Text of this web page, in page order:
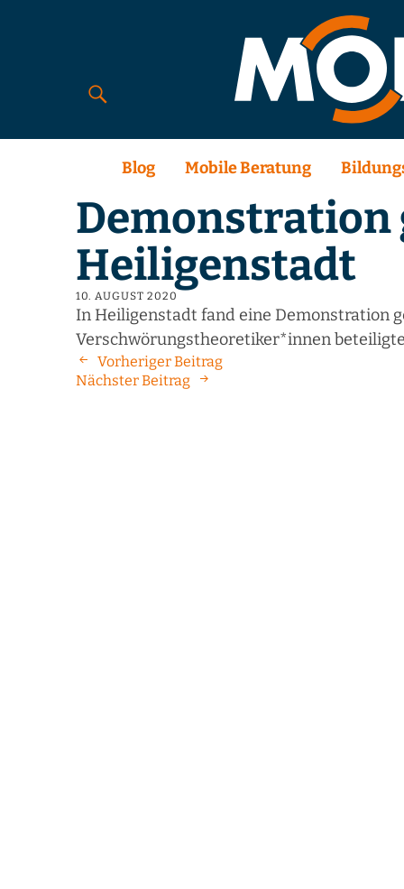
Blog Mobile Beratung
Demonstration
Heiligenstadt
10. AUGUST 2020
In Heiligenstadt fand eine Demonstration
Verschwörungstheoretiker*innen
Vorheriger Beitrag
Nächster Beitrag